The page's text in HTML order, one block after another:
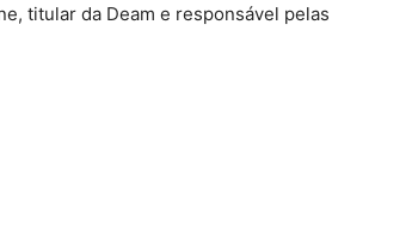
titular da Deam e responsável pelas